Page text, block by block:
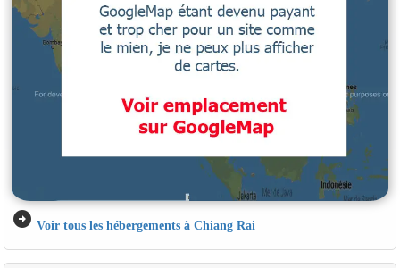
arrow_circle_right Voir tous les hébergements à Chiang Rai